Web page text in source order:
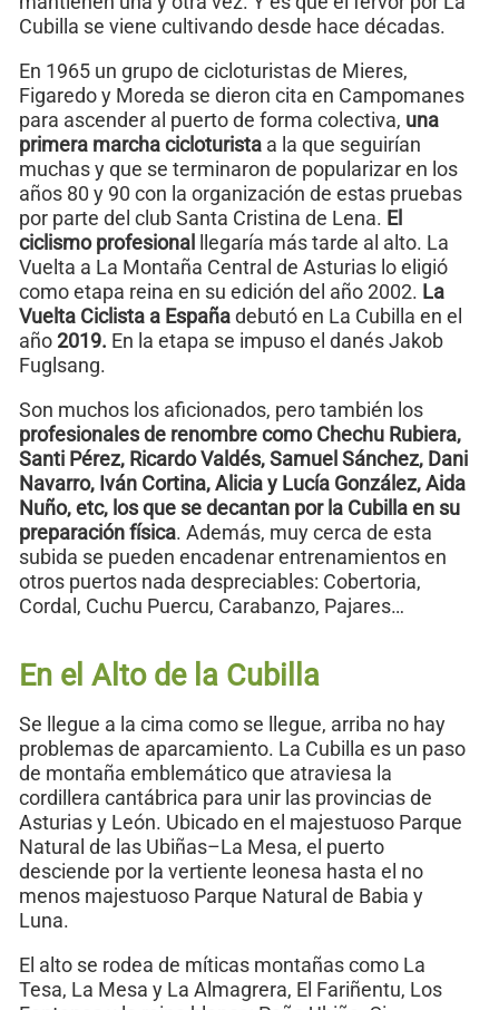
Cubilla se viene cultivando desde hace décadas.
En 1965 un grupo de cicloturistas de Mieres,
Figaredo y Moreda se dieron cita en Campomanes
para ascender al puerto de forma colectiva, una
primera marcha cicloturista a la que seguirían
muchas y que se terminaron de popularizar en los
años 80 y 90 con la organización de estas pruebas
por parte del club Santa Cristina de Lena. El
ciclismo profesional
llegaría más tarde al alto. La
Vuelta a La Montaña Central de Asturias lo eligió
como etapa reina en su edición del año 2002. La
Vuelta Ciclista a Españadebutó en La Cubilla en el
año2019. En la etapa se impuso el danés Jakob
Fuglsang.
Son muchos los aficionados, pero también los
profesionales de renombre como Chechu Rubiera,
Santi Pérez, Ricardo Valdés, Samuel Sánchez, Dani
Navarro, Iván Cortina, Alicia y Lucía González, Aida
Nuño, etc, los que se decantan por la Cubilla en su
preparación física. Además, muy cerca de esta
subida se pueden encadenar entrenamientos en
otros puertos nada despreciables: Cobertoria,
Cordal, Cuchu Puercu, Carabanzo, Pajares…
En el Alto de la Cubilla
Se llegue a la cima como se llegue, arriba no hay
problemas de aparcamiento. La Cubilla es un paso
de montaña emblemático que atraviesa la
cordillera cantábrica para unir las provincias de
Asturias y León. Ubicado en el majestuoso Parque
Natural de las Ubiñas–La Mesa, el puerto
desciende por la vertiente leonesa hasta el no
menos majestuoso Parque Natural de Babia y
Luna.
El alto se rodea de míticas montañas como La
Tesa, La Mesa y La Almagrera, El Fariñentu, Los